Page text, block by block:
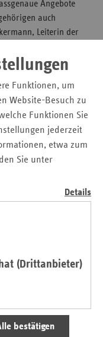
Funktionen, um
Website-Besuch zu
Funktionen Sie
jederzeit
etwa zum
Sie unter
Details
(Drittanbieter)
bestätigen
Angebote
auch
Leiterin der
mit in
um ihre
der Analyse
bereits
Projektstart
wie wurden
für
Themenfeldern
die Online-
im Alltag von
der